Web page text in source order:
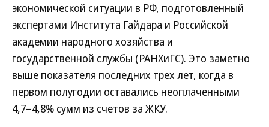
экономической ситуации в РФ, подготовленный
экспертами Института Гайдара и Российской
академии народного хозяйства и
государственной службы (РАНХиГС). Это заметно
выше показателя последних трех лет, когда в
первом полугодии оставались неоплаченными
4,7–4,8% сумм из счетов за ЖКУ.